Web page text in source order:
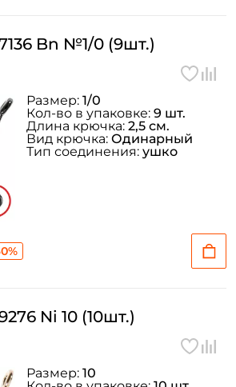
Bn №1/0 (9шт.)
Размер: 1/0
Кол-во в упаковке: 9 шт.
Длина крючка: 2,5 см.
Вид крючка: Одинарный
Тип соединения: ушко
Ni 10 (10шт.)
Размер: 10